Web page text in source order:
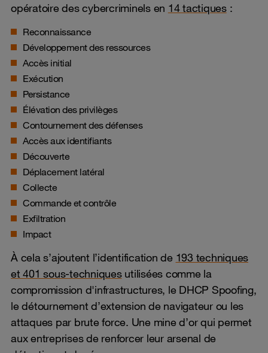
opératoire des cybercriminels en 14 tactiques:
Reconnaissance
Développement des ressources
Accès initial
Exécution
Persistance
Élévation des privilèges
Contournement des défenses
Accès aux identifiants
Découverte
Déplacement latéral
Collecte
Commande et contrôle
Exfiltration
Impact
À cela s’ajoutent l’identification de 193 techniques
et 401 sous-techniquesutilisées comme la
compromission d'infrastructures, le DHCP Spoofing,
le détournement d’extension de navigateur ou les
attaques par brute force. Une mine d’or qui permet
aux entreprises de renforcer leur arsenal de